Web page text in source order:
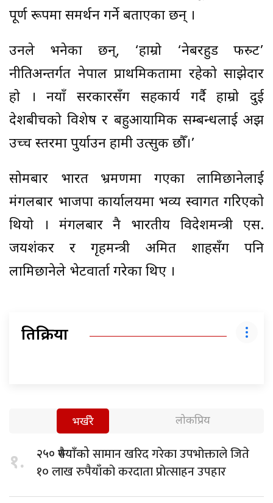
पूर्ण रूपमा समर्थन गर्ने बताएका छन् ।
उनले भनेका छन्, ‘हाम्रो ‘नेबरहुड फस्र्ट’
नीतिअन्तर्गत नेपाल प्राथमिकतामा रहेको साझेदार
हो । नयाँ सरकारसँग सहकार्य गर्दै हाम्रो दुई
देशबीचको विशेष र बहुआयामिक सम्बन्धलाई अझ
उच्च स्तरमा पुर्याउन हामी उत्सुक छौँ।’
सोमबार भारत भ्रमणमा गएका लामिछानेलाई
मंगलबार भाजपा कार्यालयमा भव्य स्वागत गरिएको
थियो । मंगलबार नै भारतीय विदेशमन्त्री एस.
जयशंकर र गृहमन्त्री अमित शाहसँग पनि
लामिछानेले भेटवार्ता गरेका थिए ।
प्रतिक्रिया
भर्खरै लोकप्रिय
१. २५० रुपैयाँकोसामान खरिद गरेका उपभोक्ताले जिते
१० लाख रुपैयाँको करदाता प्रोत्साहन उपहार